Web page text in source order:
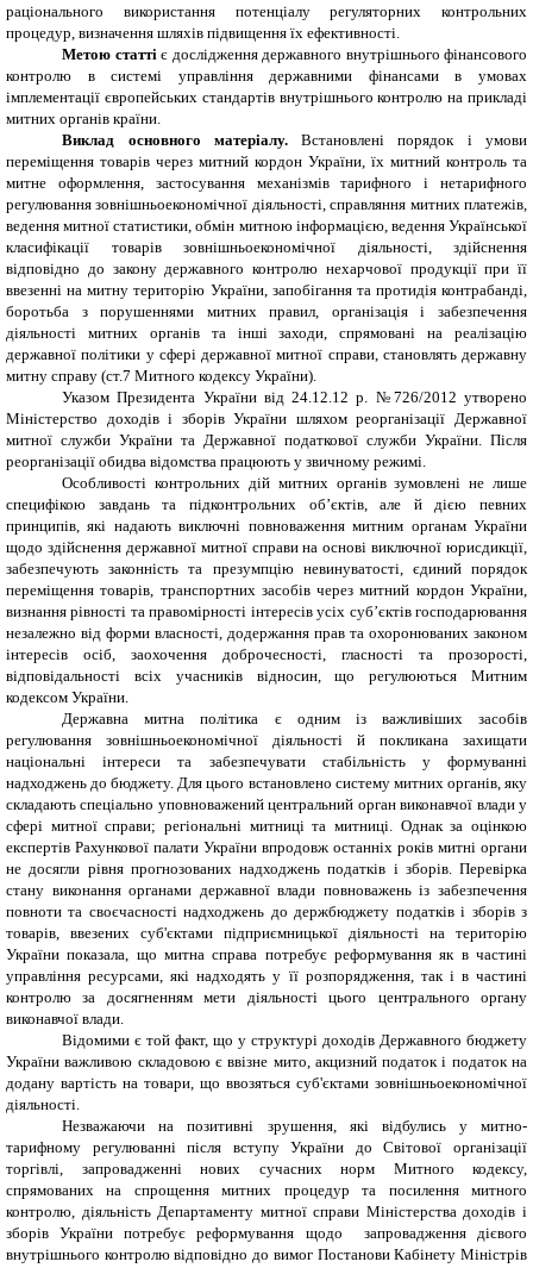
раціонального використання потенціалу регуляторних контрольних
процедур, визначення шляхів підвищення їх ефективності.
Метою статті є дослідження державного внутрішнього фінансового
контролю в системі управління державними фінансами в умовах
імплементації європейських стандартів внутрішнього контролю на прикладі
митних органів країни.
Виклад основного матеріалу.Встановлені порядок і умови
переміщення товарів через митний кордон України, їх митний контроль та
митне оформлення, застосування механізмів тарифного і нетарифного
регулювання зовнішньоекономічної діяльності, справляння митних платежів,
ведення митної статистики, обмін митною інформацією, ведення Української
класифікації товарів зовнішньоекономічної діяльності, здійснення
відповідно до закону державного контролю нехарчової продукції при її
ввезенні на митну територію України, запобігання та протидія контрабанді,
боротьба з порушеннями митних правил, організація і забезпечення
діяльності митних органів та інші заходи, спрямовані на реалізацію
державної політики у сфері державної митної справи, становлять державну
митну справу (ст.7 Митного кодексу України).
Указом Президента України від 24.12.12 р. №726/2012 утворено
Міністерство доходів і зборів України шляхом реорганізації Державної
митної служби України та Державної податкової служби України. Після
реорганізації обидва відомства працюють у звичному режимі.
Особливості контрольних дій митних органів зумовлені не лише
специфікою завдань та підконтрольних об’єктів, але й дією певних
принципів, які надають виключні повноваження митним органам України
щодо здійснення державної митної справи на основі виключної юрисдикції,
забезпечують законність та презумпцію невинуватості, єдиний порядок
переміщення товарів, транспортних засобів через митний кордон України,
визнання рівності та правомірності інтересів усіх суб’єктів господарювання
незалежно від форми власності, додержання прав та охоронюваних законом
інтересів осіб, заохочення доброчесності, гласності та прозорості,
відповідальності всіх учасників відносин, що регулюються Митним
кодексом України.
Державна митна політика є одним із важливіших засобів
регулювання зовнішньоекономічної діяльності й покликана захищати
національні інтереси та забезпечувати стабільність у формуванні
надходжень до бюджету. Для цього встановлено систему митних органів, яку
складають спеціально уповноважений центральний орган вико­навчої влади у
сфері митної справи; регіональні митниці та митниці. Однак за оцінкою
експертів Рахункової палати України впродовж останніх років митні органи
не досягли рівня прогнозованих надходжень податків і зборів. Перевірка
стану виконання органами державної влади повноважень із забезпечення
повноти та своєчасності надходжень до держбюджету податків і зборів з
товарів, ввезених суб'єктами підприємницької діяльності на територію
України показала, що митна справа потребує реформування як в частині
управління ресурсами, які надходять у її розпорядження, так і в частині
контролю за досягненням мети діяльності цього центрального органу
виконавчої влади.
Відомими є той факт, що у структурі доходів Державного бюджету
України важливою складовою є ввізне мито, акцизний податок і податок на
додану вартість на товари, що ввозяться суб'єктами зовнішньоекономічної
діяльності.
Незважаючи на позитивні зрушення, які відбулись у митно-
тарифному регулюванні після вступу України до Світової організації
торгівлі, запровадженні нових сучасних норм Митного кодексу,
спрямованих на спрощення митних процедур та посилення митного
контролю, діяльність Департаменту митної справи Міністерства доходів і
зборів України потребує реформування щодо запровадження дієвого
внутрішнього контролю відповідно до вимог Постанови Кабінету Міністрів